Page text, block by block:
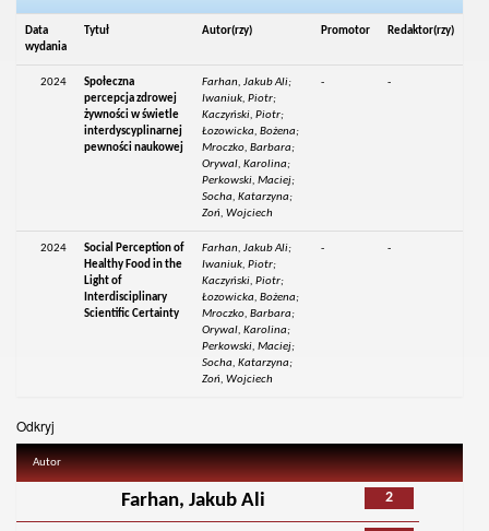
Data
wydania
Tytuł Autor(rzy) Promotor Redaktor(rzy)
2024
Społeczna
percepcja zdrowej
żywności w świetle
interdyscyplinarnej
pewności naukowej
Farhan, Jakub Ali;
Iwaniuk, Piotr;
Kaczyński, Piotr;
Łozowicka, Bożena;
Mroczko, Barbara;
Orywal, Karolina;
Perkowski, Maciej;
Socha, Katarzyna;
Zoń, Wojciech
- -
2024
Social Perception of
Healthy Food in the
Light of
Interdisciplinary
Scientific Certainty
Farhan, Jakub Ali;
Iwaniuk, Piotr;
Kaczyński, Piotr;
Łozowicka, Bożena;
Mroczko, Barbara;
Orywal, Karolina;
Perkowski, Maciej;
Socha, Katarzyna;
Zoń, Wojciech
- -
Odkryj
Autor
2
Farhan, Jakub Ali